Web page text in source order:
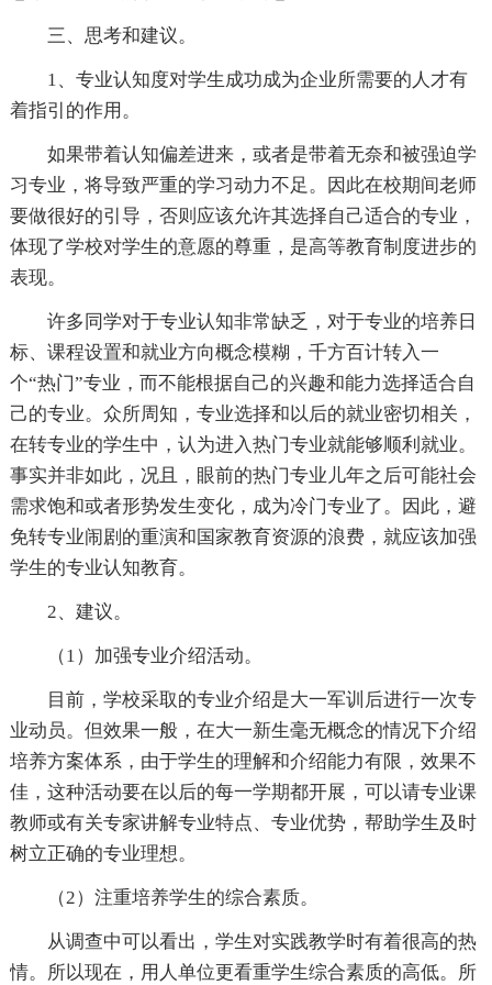
三、思考和建议。
1、专业认知度对学生成功成为企业所需要的人才有
着指引的作用。
如果带着认知偏差进来，或者是带着无奈和被强迫学
习专业，将导致严重的学习动力不足。因此在校期间老师
要做很好的引导，否则应该允许其选择自己适合的专业，
体现了学校对学生的意愿的尊重，是高等教育制度进步的
表现。
许多同学对于专业认知非常缺乏，对于专业的培养日
标、课程设置和就业方向概念模糊，千方百计转入一
个“热门”专业，而不能根据自己的兴趣和能力选择适合自
己的专业。众所周知，专业选择和以后的就业密切相关，
在转专业的学生中，认为进入热门专业就能够顺利就业。
事实并非如此，况且，眼前的热门专业儿年之后可能社会
需求饱和或者形势发生变化，成为冷门专业了。因此，避
免转专业闹剧的重演和国家教育资源的浪费，就应该加强
学生的专业认知教育。
2、建议。
（1）加强专业介绍活动。
目前，学校采取的专业介绍是大一军训后进行一次专
业动员。但效果一般，在大一新生毫无概念的情况下介绍
培养方案体系，由于学生的理解和介绍能力有限，效果不
佳，这种活动要在以后的每一学期都开展，可以请专业课
教师或有关专家讲解专业特点、专业优势，帮助学生及时
树立正确的专业理想。
（2）注重培养学生的综合素质。
从调查中可以看出，学生对实践教学时有着很高的热
情。所以现在，用人单位更看重学生综合素质的高低。所